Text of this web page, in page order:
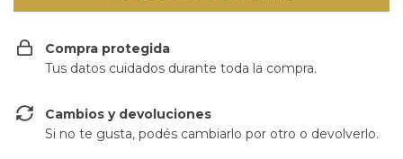
Compra protegida
Tus datos cuidados durante toda la compra.
Cambios y devoluciones
Si no te gusta, podés cambiarlo por otro o devolverlo.